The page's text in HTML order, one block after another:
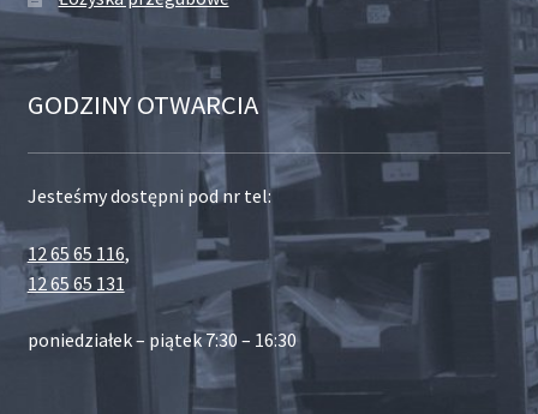
GODZINY OTWARCIA
Jesteśmy dostępni pod nr tel:
12 65 65 116,
12 65 65 131
poniedziałek – piątek 7:30 – 16:30